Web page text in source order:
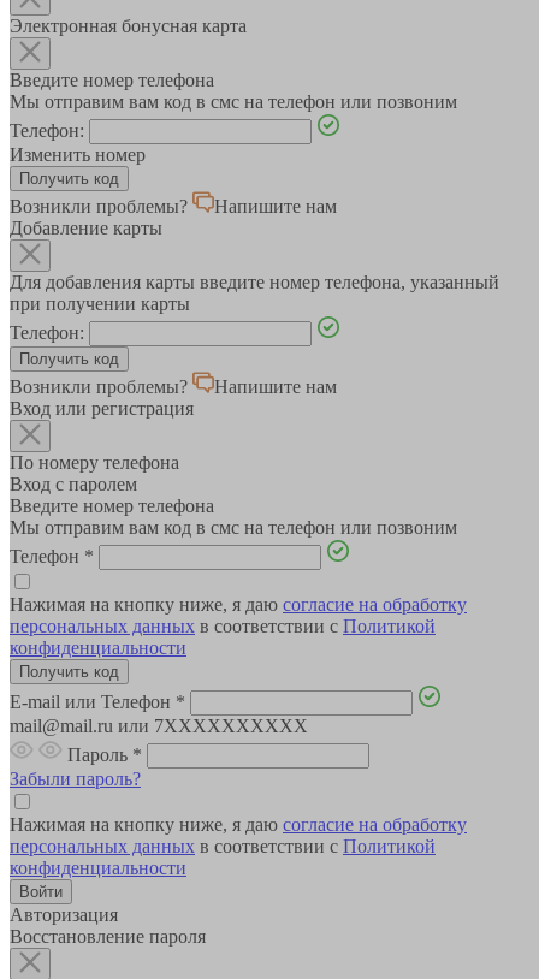
Электронная бонусная карта
Введите номер телефона
Мы отправим вам код в смс на телефон или позвоним
Телефон:
Изменить номер
Возникли проблемы?
Напишите нам
Добавление карты
Для добавления карты введите номер телефона, указанный
при получении карты
Телефон:
Возникли проблемы?
Напишите нам
Вход или регистрация
По номеру телефона
Вход с паролем
Введите номер телефона
Мы отправим вам код в смс на телефон или позвоним
Телефон *
Нажимая на кнопку ниже, я даю согласие на обработку
персональных данных в соответствии с Политикой
конфиденциальности
E-mail или Телефон *
mail@mail.ru или 7XXXXXXXXXX
Пароль *
Забыли пароль?
Нажимая на кнопку ниже, я даю согласие на обработку
персональных данных в соответствии с Политикой
конфиденциальности
Авторизация
Восстановление пароля